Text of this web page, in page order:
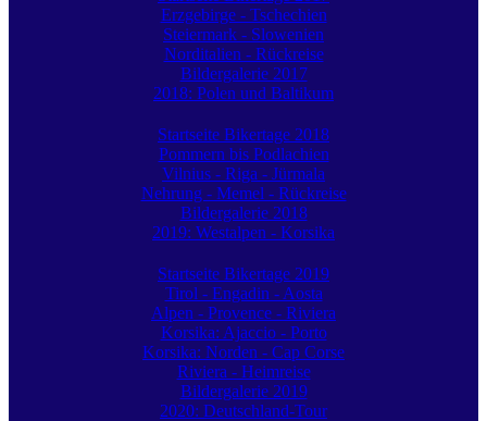
Erzgebirge - Tschechien
Steiermark - Slowenien
Norditalien - Rückreise
Bildergalerie 2017
2018: Polen und Baltikum
Startseite Bikertage 2018
Pommern bis Podlachien
Vilnius - Riga - Jürmala
Nehrung - Memel - Rückreise
Bildergalerie 2018
2019: Westalpen - Korsika
Startseite Bikertage 2019
Tirol - Engadin - Aosta
Alpen - Provence - Riviera
Korsika: Ajaccio - Porto
Korsika: Norden - Cap Corse
Riviera - Heimreise
Bildergalerie 2019
2020: Deutschland-Tour